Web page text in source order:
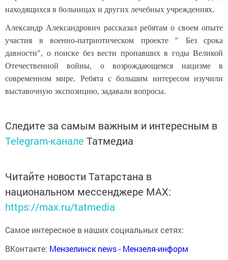
находящихся в больницах и других лечебных учреждениях.
Александр Александрович рассказал ребятам о своем опыте
участия в военно-патриотическом проекте " Без срока
давности", о поиске без вести пропавших в годы Великой
Отечественной войны, о возрождающемся нацизме в
современном мире. Ребята с большим интересом изучили
выставочную экспозицию, задавали вопросы.
Следите за самым важным и интересным в
Telegram-канале Татмедиа
Читайте новости Татарстана в
национальном мессенджере MАХ:
https://max.ru/tatmedia
Самое интересное в наших социальных сетях:
ВКонтакте: Мензелинск news - Мензеля-информ